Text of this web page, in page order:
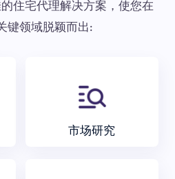
住宅代理解决方案，使您在
键领域脱颖而出:
市场研究